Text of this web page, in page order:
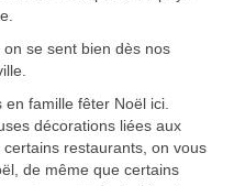
se sent bien dès nos
famille fêter Noël ici.
décorations liées aux
restaurants, on vous
de même que certains